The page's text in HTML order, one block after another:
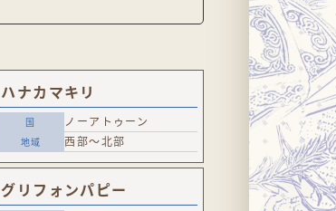
ハナカマキリ
ノーアトゥーン
西部～北部
グリフォンパピー